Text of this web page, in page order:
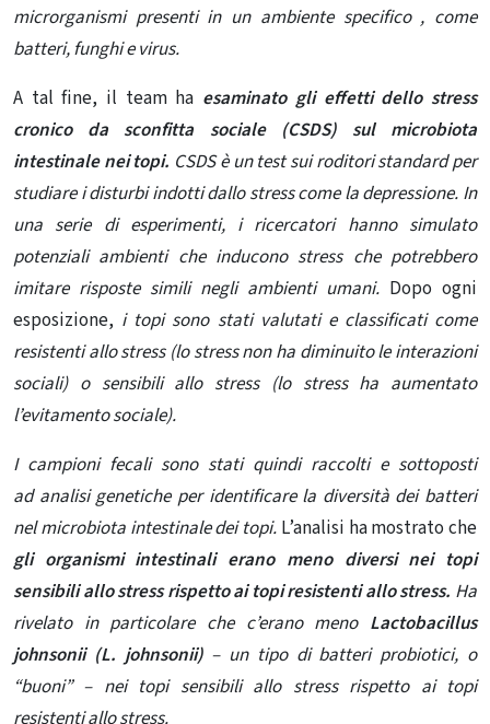
microrganismi presenti in un ambiente specifico , come
batteri, funghi e virus.
A tal fine, il team ha esaminato gli effetti dello stress
cronico da sconfitta sociale (CSDS) sul microbiota
intestinale nei topi. CSDS è un test sui roditori standard per
studiare i disturbi indotti dallo stress come la depressione. In
una serie di esperimenti, i ricercatori hanno simulato
potenziali ambienti che inducono stress che potrebbero
imitare risposte simili negli ambienti umani. Dopo ogni
esposizione, i topi sono stati valutati e classificati come
resistenti allo stress (lo stress non ha diminuito le interazioni
sociali) o sensibili allo stress (lo stress ha aumentato
l’evitamento sociale).
I campioni fecali sono stati quindi raccolti e sottoposti
ad analisi geneticheper identificare la diversità dei batteri
nel microbiota intestinale dei topi. L’analisi ha mostrato che
gli organismi intestinali erano meno diversi nei topi
sensibili allo stress rispetto ai topi resistenti allo stress. Ha
rivelato in particolare che c’erano menoLactobacillus
johnsonii (L. johnsonii)– un tipo di batteri probiotici, o
“buoni” – nei topi sensibili allo stress rispetto ai topi
resistenti allo stress.